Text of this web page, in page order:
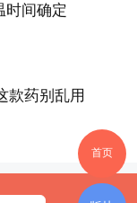
间确定
款药别乱用
首页